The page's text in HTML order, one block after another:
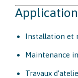
Installation et
Maintenance
Travaux